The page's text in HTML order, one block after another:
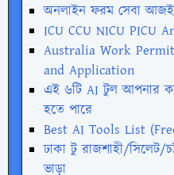
অনলাইন ফরম সেবা
ICU CCU NICU PICU
Australia Work
and Application
এই ৬টি AI টুল আপনার
হতে পারে
Best AI Tools List
ঢাকা টু রাজশাহী/সিলেট/
ভাড়া